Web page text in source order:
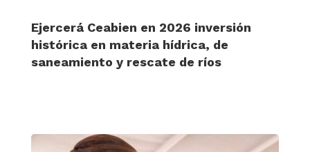
Ejercerá Ceabien en 2026 inversión
histórica en materia hídrica, de
saneamiento y rescate de ríos